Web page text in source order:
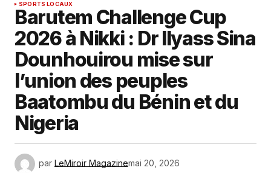
SPORTS LOCAUX
Barutem Challenge Cup
2026 à Nikki : Dr Ilyass Sina
Dounhouirou mise sur
l’union des peuples
Baatombu du Bénin et du
Nigeria
par LeMiroir Magazinemai 20, 2026